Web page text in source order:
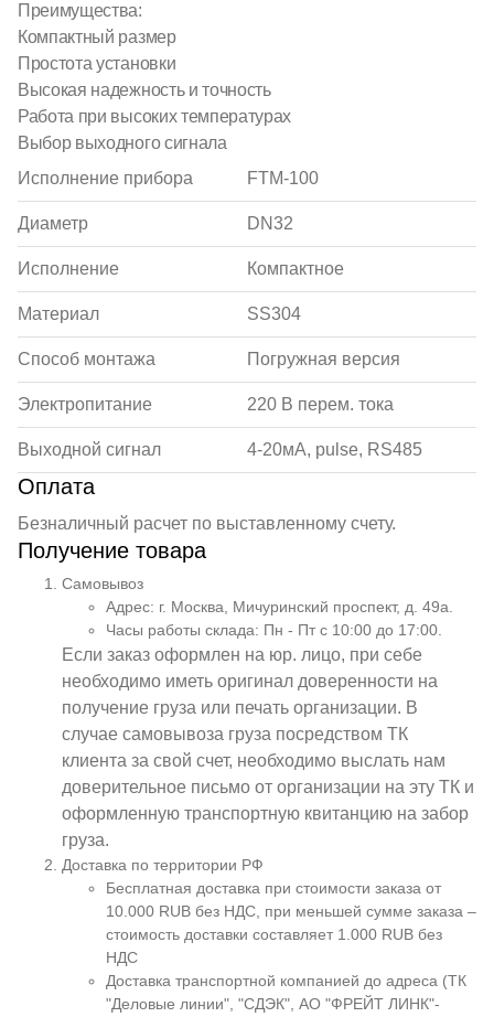
Преимущества:
Компактный размер
Простота установки
Высокая надежность и точность
Работа при высоких температурах
Выбор выходного сигнала
Исполнение прибора
FTM-100
Диаметр DN32
Исполнение Компактное
Материал SS304
Способ монтажа Погружная версия
Электропитание 220 В перем. тока
Выходной сигнал 4-20мА, pulse, RS485
Оплата
Безналичный расчет по выставленному счету.
Получение товара
Самовывоз
Адрес: г. Москва, Мичуринский проспект, д. 49а.
Часы работы склада: Пн - Пт с 10:00 до 17:00.
Если заказ оформлен на юр. лицо, при себе
необходимо иметь оригинал доверенности на
получение груза или печать организации. В
случае самовывоза груза посредством ТК
клиента за свой счет, необходимо выслать нам
доверительное письмо от организации на эту ТК и
оформленную транспортную квитанцию на забор
груза.
Доставка по территории РФ
Бесплатная доставка при стоимости заказа от
10.000 RUB без НДС, при меньшей сумме заказа –
стоимость доставки составляет 1.000 RUB без
НДС
Доставка транспортной компанией до адреса (ТК
"Деловые линии", "СДЭК", АО "ФРЕЙТ ЛИНК"-